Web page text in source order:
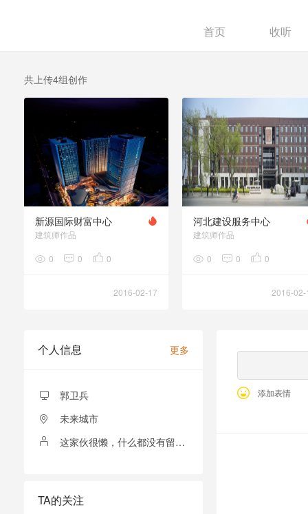
首页 收听
共上传4组创作
新源国际财富中心
建筑师作品
0 0 0
2016-02-17
河北建设服务中心
建筑师作品
0 0 0
2016-
个人信息 更多
郭卫兵
未来城市
这家伙很懒，什么都没有留下！
TA的关注
添加表情